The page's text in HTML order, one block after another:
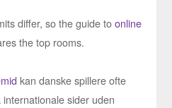
differ, so the guide toonline
the top rooms.
kan danske spillere ofte
sider uden